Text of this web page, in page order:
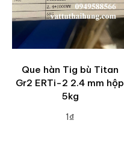
Que hàn Tig bù Titan
Gr2 ERTi-2 2.4 mm hộp
5kg
1₫